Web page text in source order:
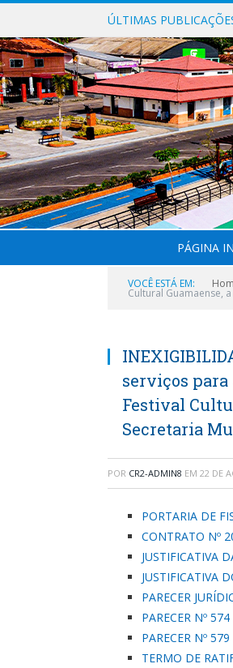
ÚLTIMAS
PÁGINA
VOCÊ ESTÁ EM:
Cultural Guamaense,
serviços para
Festival
Secretaria
POR CR2-ADMIN8 EM 22 DE
PORTARIA DE
CONTRATO Nº
JUSTIFICATIVA
JUSTIFICATIVA
PARECER
PARECER Nº
PARECER Nº
TERMO DE